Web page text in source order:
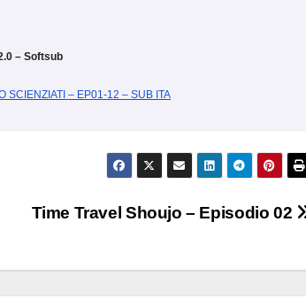
– Softsub
SCIENZIATI – EP01-12 – SUB ITA
Time Travel Shoujo – Episodio 02